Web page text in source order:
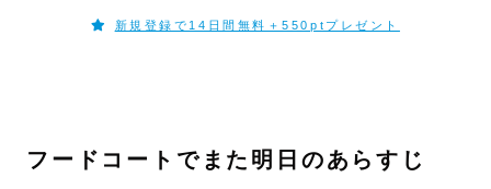
新規登録で14日間無料＋550ptプレゼント
フードコートでまた明日のあらすじ